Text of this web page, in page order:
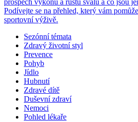
prospěch výkonu a růstu svalů a co jsou
Podívejte se na přehled, který vám
sportovní výživě.
Sezónní témata
Zdravý životní styl
Prevence
Pohyb
Jídlo
Hubnutí
Zdravé dítě
Duševní zdraví
Nemoci
Pohled lékaře